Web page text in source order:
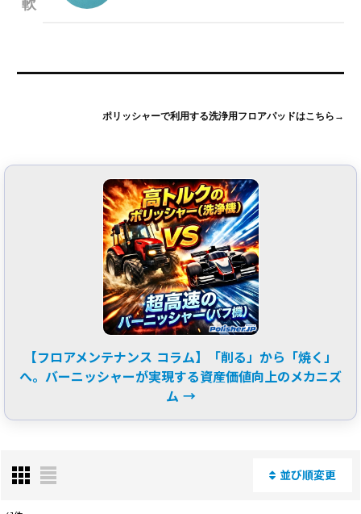
軟
ポリッシャーで利用する洗浄用フロアパッドはこちら →
【フロアメンテナンス コラム】「削る」から「焼く」
へ。バーニッシャーが実現する資産価値向上のメカニズ
ム →
並び順変更